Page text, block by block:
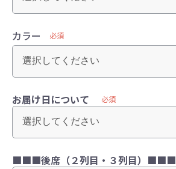
カラー 必須
お届け日について 必須
■■■後席（２列目・３列目）■■■